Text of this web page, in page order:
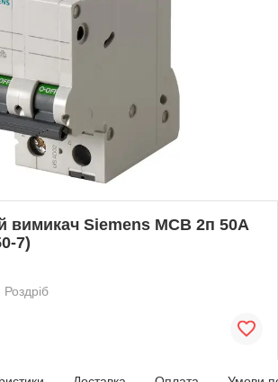
вимикач Siemens MCB 2п 50А
7)
Роздріб